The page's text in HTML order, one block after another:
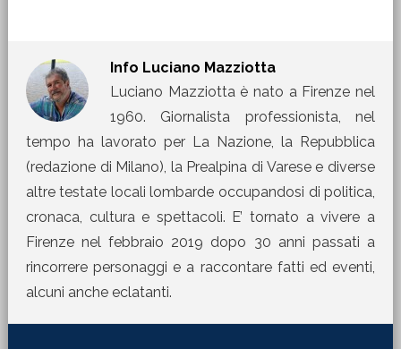
Info Luciano Mazziotta
Luciano Mazziotta è nato a Firenze nel
1960. Giornalista professionista, nel
tempo ha lavorato per La Nazione, la Repubblica
(redazione di Milano), la Prealpina di Varese e diverse
altre testate locali lombarde occupandosi di politica,
cronaca, cultura e spettacoli. E’ tornato a vivere a
Firenze nel febbraio 2019 dopo 30 anni passati a
rincorrere personaggi e a raccontare fatti ed eventi,
alcuni anche eclatanti.